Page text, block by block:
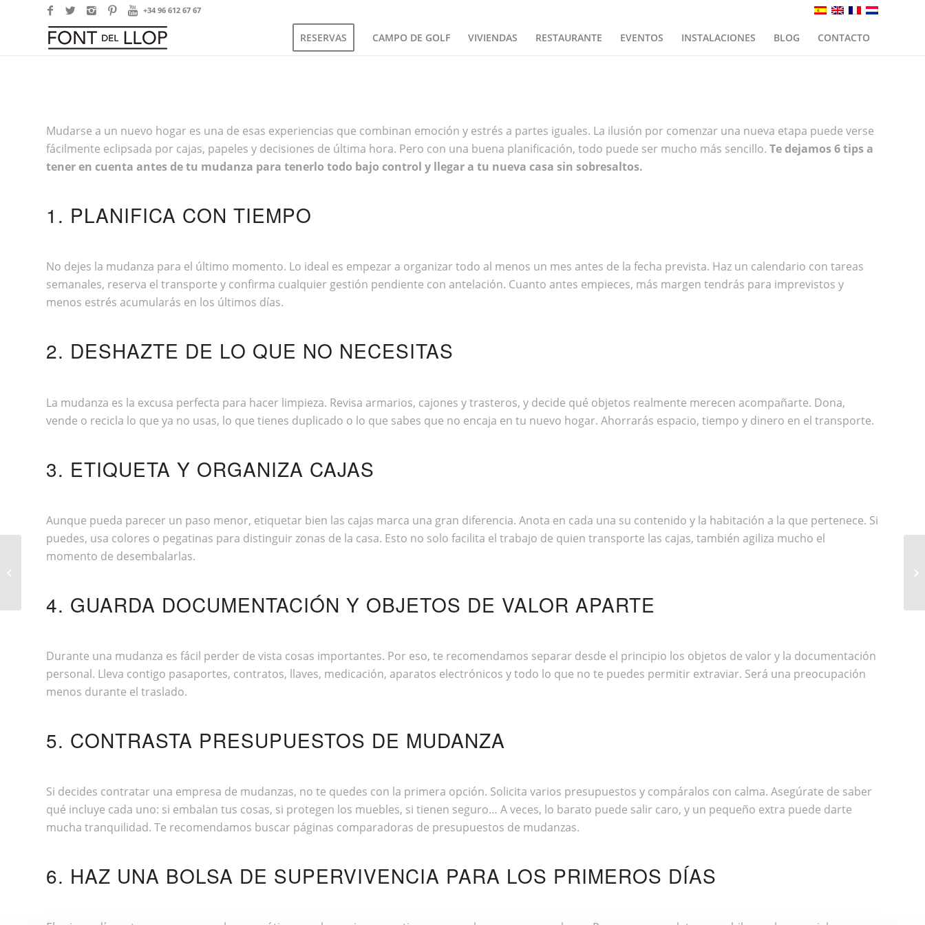
+34 96 612 67 67
RESERVAS CAMPO DE GOLF VIVIENDAS RESTAURANTE EVENTOS INSTALACIONES BLOG CONTACTO
Mudarse a un nuevo hogar es una de esas experiencias que combinan emoción y estrés a partes iguales. La ilusión por comenzar una nueva etapa puede verse
fácilmente eclipsada por cajas, papeles y decisiones de última hora. Pero con una buena planificación, todo puede ser mucho más sencillo. Te dejamos 6 tips a
tener en cuenta antes de tu mudanza para tenerlo todo bajo control y llegar a tu nueva casa sin sobresaltos.
1. PLANIFICA CON TIEMPO
No dejes la mudanza para el último momento. Lo ideal es empezar a organizar todo al menos un mes antes de la fecha prevista. Haz un calendario con tareas
semanales, reserva el transporte y confirma cualquier gestión pendiente con antelación. Cuanto antes empieces, más margen tendrás para imprevistos y
menos estrés acumularás en los últimos días.
2. DESHAZTE DE LO QUE NO NECESITAS
La mudanza es la excusa perfecta para hacer limpieza. Revisa armarios, cajones y trasteros, y decide qué objetos realmente merecen acompañarte. Dona,
vende o recicla lo que ya no usas, lo que tienes duplicado o lo que sabes que no encaja en tu nuevo hogar. Ahorrarás espacio, tiempo y dinero en el transporte.
3. ETIQUETA Y ORGANIZA CAJAS
Aunque pueda parecer un paso menor, etiquetar bien las cajas marca una gran diferencia. Anota en cada una su contenido y la habitación a la que pertenece. Si
puedes, usa colores o pegatinas para distinguir zonas de la casa. Esto no solo facilita el trabajo de quien transporte las cajas, también agiliza mucho el
momento de desembalarlas.
4. GUARDA DOCUMENTACIÓN Y OBJETOS DE VALOR APARTE
Durante una mudanza es fácil perder de vista cosas importantes. Por eso, te recomendamos separar desde el principio los objetos de valor y la documentación
personal. Lleva contigo pasaportes, contratos, llaves, medicación, aparatos electrónicos y todo lo que no te puedes permitir extraviar. Será una preocupación
menos durante el traslado.
5. CONTRASTA PRESUPUESTOS DE MUDANZA
Si decides contratar una empresa de mudanzas, no te quedes con la primera opción. Solicita varios presupuestos y compáralos con calma. Asegúrate de saber
qué incluye cada uno: si embalan tus cosas, si protegen los muebles, si tienen seguro… A veces, lo barato puede salir caro, y un pequeño extra puede darte
mucha tranquilidad. Te recomendamos buscar páginas comparadoras de presupuestos de mudanzas.
6. HAZ UNA BOLSA DE SUPERVIVENCIA PARA LOS PRIMEROS DÍAS